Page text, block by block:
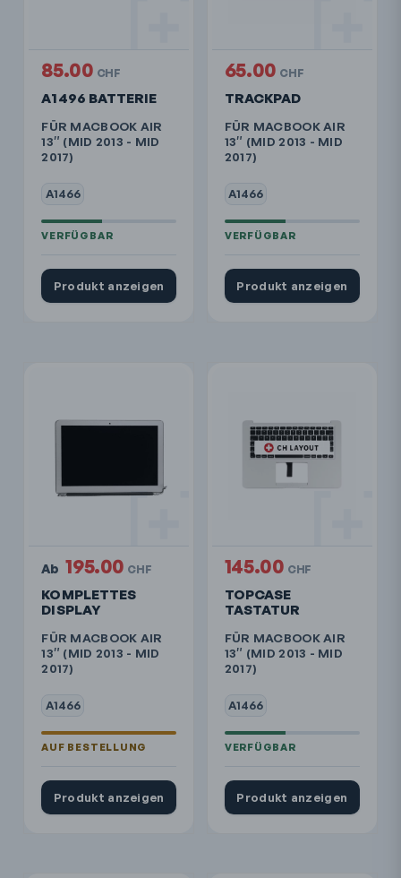
A1496 BATTERIE
FÜR MACBOOK AIR
13″ (MID 2013 - MID
2017)
A1466
85.00 CHF
Produkt anzeigen
TRACKPAD
FÜR MACBOOK AIR
13″ (MID 2013 - MID
2017)
A1466
65.00 CHF
Produkt anzeigen
KOMPLETTES
DISPLAY
FÜR MACBOOK AIR
13″ (MID 2013 - MID
2017)
A1466
Ab 195.00 CHF
Produkt anzeigen
TOPCASE
TASTATUR
FÜR MACBOOK AIR
13″ (MID 2013 - MID
2017)
A1466
145.00 CHF
Produkt anzeigen